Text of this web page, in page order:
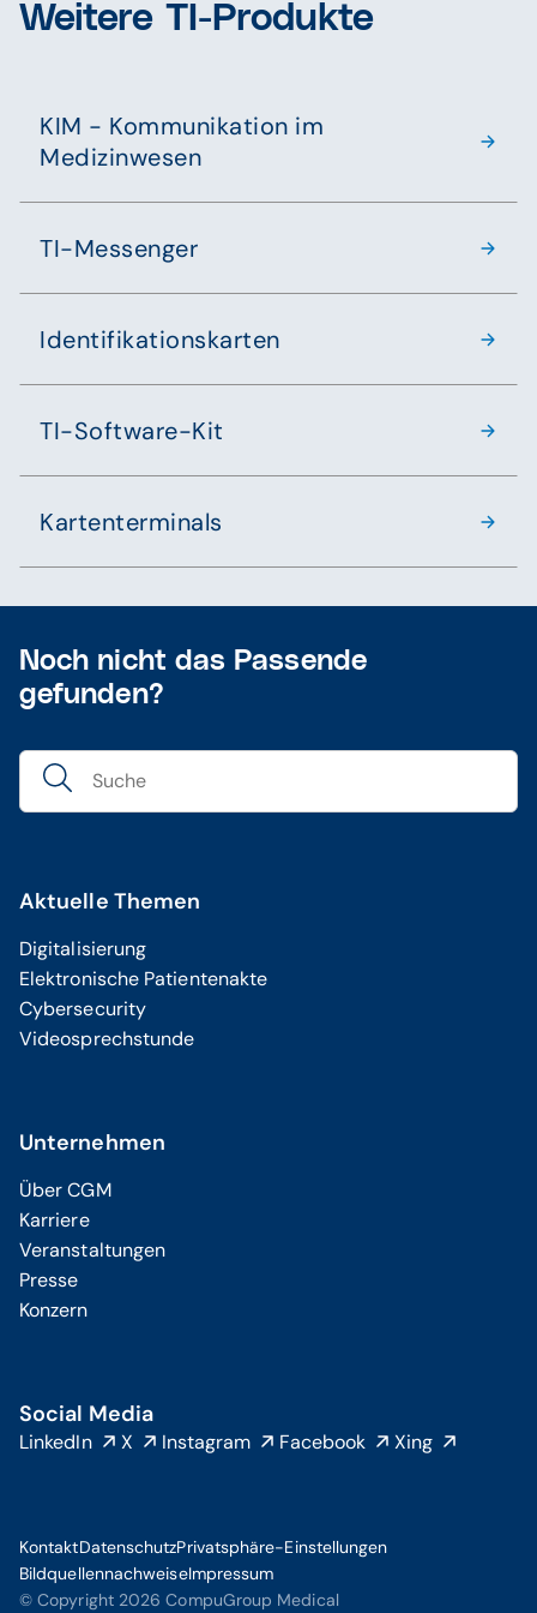
Auftrag gegeben werden. Neukunden können das
Weitere TI-Produkte
KIM - Kommunikation im
Medizinwesen
TI-Messenger
Identifikationskarten
TI-Software-Kit
Kartenterminals
Noch nicht das Passende
gefunden?
Aktuelle Themen
Digitalisierung
Elektronische Patientenakte
Cybersecurity
Videosprechstunde
Unternehmen
Über CGM
Karriere
Veranstaltungen
Presse
Konzern
Social Media
LinkedIn X Instagram Facebook Xing
© Copyright 2026 CompuGroup Medical
KontaktDatenschutzPrivatsphäre-Einstellungen
BildquellennachweiseImpressum